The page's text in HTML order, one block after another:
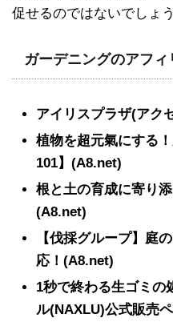
促せるのではないでしょう
ガーデニングのアフ
アイリスプラザ(アク
植物を超元氣にする
101】(A8.net)
根と土の育成に寄り
(A8.net)
【伐採グループ】庭
応！(A8.net)
1秒で終わる生ゴミの
ル(NAXLU)公式販売